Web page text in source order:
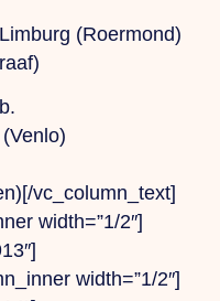
(Roermond)
.
vc_column_text]
width=”1/2″]
width=”1/2″]